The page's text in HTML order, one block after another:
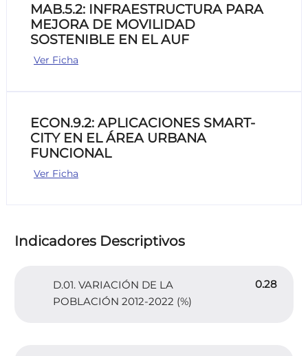
MAB.5.2: INFRAESTRUCTURA PARA
MEJORA DE MOVILIDAD
SOSTENIBLE EN EL AUF
Ver Ficha
ECON.9.2: APLICACIONES SMART-
CITY EN EL ÁREA URBANA
FUNCIONAL
Ver Ficha
Indicadores Descriptivos
D.01. VARIACIÓN DE LA
POBLACIÓN 2012-2022 (%)
0.28